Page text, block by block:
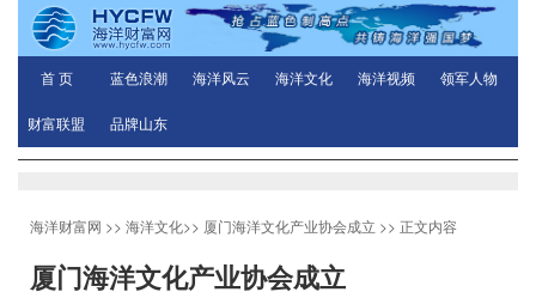
首 页 蓝色浪潮 海洋风云 海洋文化 海洋视频 领军人物
财富联盟 品牌山东
海洋财富网 >> 海洋文化>> 厦门海洋文化产业协会成立 >> 正文内容
厦门海洋文化产业协会成立